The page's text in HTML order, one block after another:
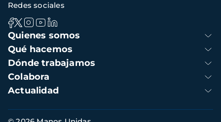
Navegación
principal
Quienes somos
Qué hacemos
Dónde trabajamos
Colabora
Actualidad
Redes sociales